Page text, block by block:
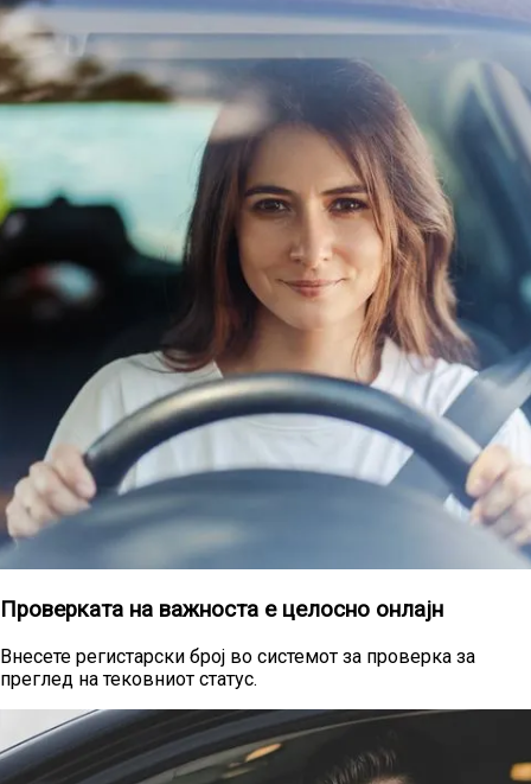
Проверката на важноста е целосно онлајн
Внесете регистарски број во системот за проверка за
преглед на тековниот статус.